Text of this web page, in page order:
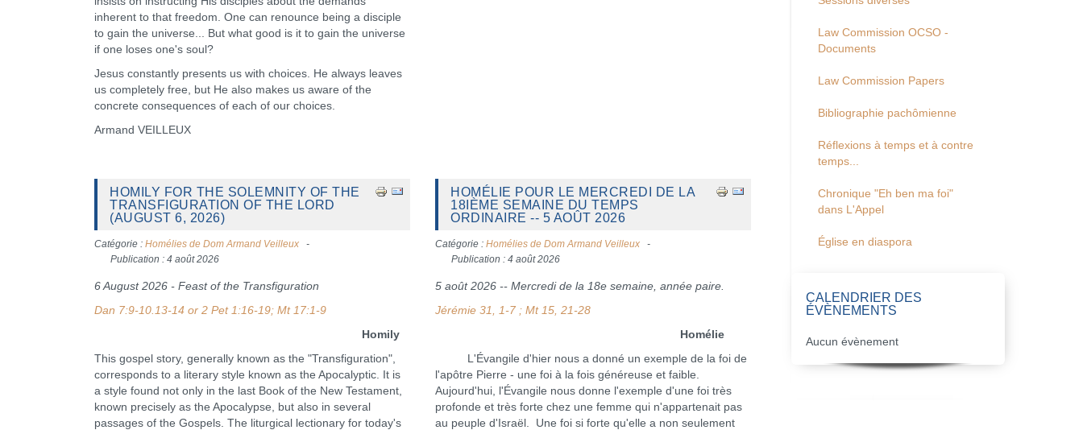
inherent to that freedom. One can renounce being a disciple
to gain the universe... But what good is it to gain the universe
if one loses one's soul?
Jesus constantly presents us with choices. He always leaves
us completely free, but He also makes us aware of the
concrete consequences of each of our choices.
Armand VEILLEUX
HOMILY FOR THE SOLEMNITY OF THE
TRANSFIGURATION OF THE LORD
(AUGUST 6, 2026)
Catégorie : Homélies de Dom Armand Veilleux
Publication : 4 août 2026
6 August 2026 - Feast of the Transfiguration
Dan 7:9-10.13-14 or 2 Pet 1:16-19; Mt 17:1-9
Homily
This gospel story, generally known as the "Transfiguration",
corresponds to a literary style known as the Apocalyptic. It is
a style found not only in the last Book of the New Testament,
known precisely as the Apocalypse, but also in several
passages of the Gospels. The liturgical lectionary for today's
HOMÉLIE POUR LE MERCREDI DE LA
18IÈME SEMAINE DU TEMPS
ORDINAIRE -- 5 AOÛT 2026
Catégorie :Homélies de Dom Armand Veilleux
Publication : 4 août 2026
5 août 2026 -- Mercredi de la 18e semaine, année paire.
Jérémie 31, 1-7 ; Mt 15, 21-28
Homélie
L'Évangile d'hier nous a donné un exemple de la foi de
l'apôtre Pierre - une foi à la fois généreuse et faible.
Aujourd'hui, l'Évangile nous donne l'exemple d'une foi très
profonde et très forte chez une femme qui n'appartenait pas
au peuple d'Israël. Une foi si forte qu'elle a non seulement
Law Commission OCSO -
Documents
Law Commission Papers
Bibliographie pachômienne
Réflexions à temps et à contre
temps...
Chronique "Eh ben ma foi"
dans L'Appel
Église en diaspora
CALENDRIER DES
ÉVÈNEMENTS
Aucun évènement